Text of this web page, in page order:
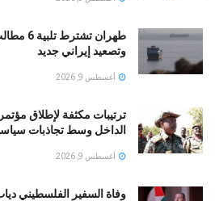
طهران
وتصعيد إيراني جديد
أغسطس 9, 2026
ترتيبات مكثفة لإطلاق
الداخل وسط تجاذبات
أغسطس 9, 2026
وفاة السفير الفلسطيني